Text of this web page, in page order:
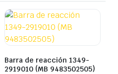
Barra de reacción 1349-
2919010 (MB 9483502505)